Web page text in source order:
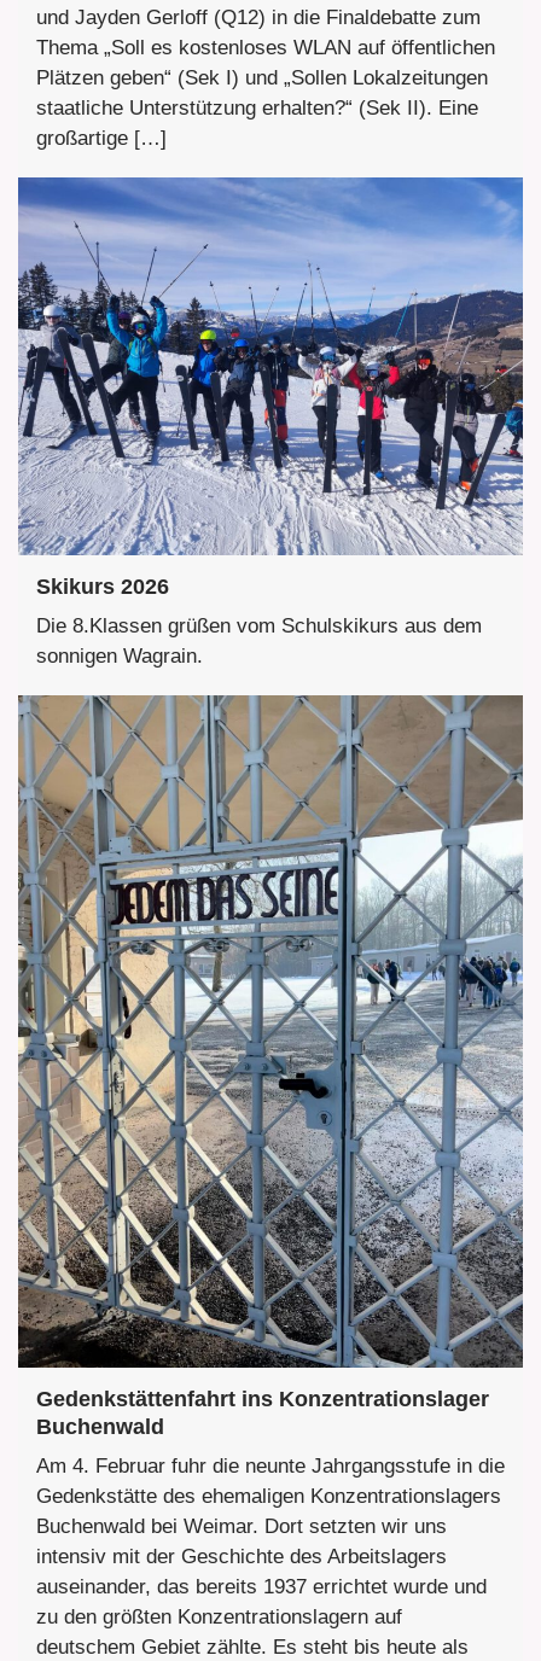
und Jayden Gerloff (Q12) in die Finaldebatte zum
Thema „Soll es kostenloses WLAN auf öffentlichen
Plätzen geben“ (Sek I) und „Sollen Lokalzeitungen
staatliche Unterstützung erhalten?“ (Sek II). Eine
großartige […]
Skikurs 2026
Die 8.Klassen grüßen vom Schulskikurs aus dem
sonnigen Wagrain.
Gedenkstättenfahrt ins Konzentrationslager
Buchenwald
Am 4. Februar fuhr die neunte Jahrgangsstufe in die
Gedenkstätte des ehemaligen Konzentrationslagers
Buchenwald bei Weimar. Dort setzten wir uns
intensiv mit der Geschichte des Arbeitslagers
auseinander, das bereits 1937 errichtet wurde und
zu den größten Konzentrationslagern auf
deutschem Gebiet zählte. Es steht bis heute als